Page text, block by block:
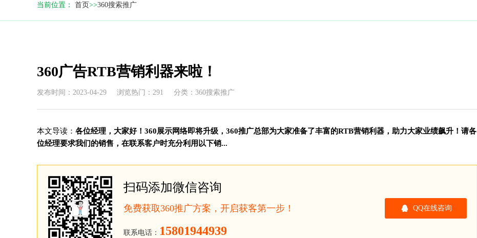
当前位置： 首页>>360搜索推广
360广告RTB营销利器来啦！
发布时间：2023-04-29 浏览热门：291 分类：360搜索推广
本文导读： 各位经理，大家好！360展示网络即将升级，360推广总部为大家准备了丰富的RTB营销利器，助力大家业绩飙升！请各
位经理要求我们的销售，在联系客户时充分利用以下销...
扫码添加微信咨询
免费获取360推广方案，开启获客第一步！
联系电话： 15801944939
QQ在线咨询